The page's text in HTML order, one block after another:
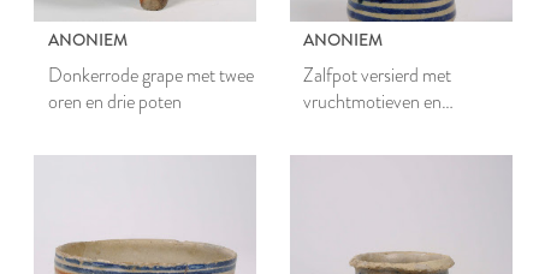
ANONIEM
Donkerrode grape met twee
oren en drie poten
ANONIEM
Zalfpot versierd met
vruchtmotieven en